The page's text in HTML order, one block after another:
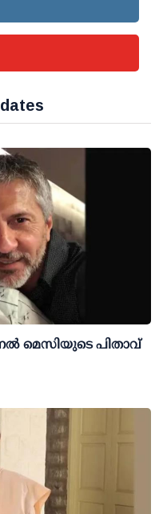
മെസിയുടെ പിതാവ്